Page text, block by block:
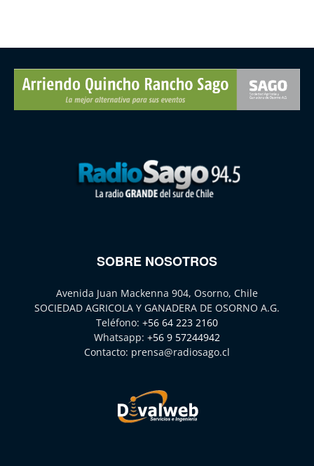
SOBRE NOSOTROS
Avenida Juan Mackenna 904, Osorno, Chile
SOCIEDAD AGRICOLA Y GANADERA DE OSORNO A.G.
Teléfono: +56 64 223 2160
Whatsapp: +56 9 57244942
Contacto: prensa@radiosago.cl